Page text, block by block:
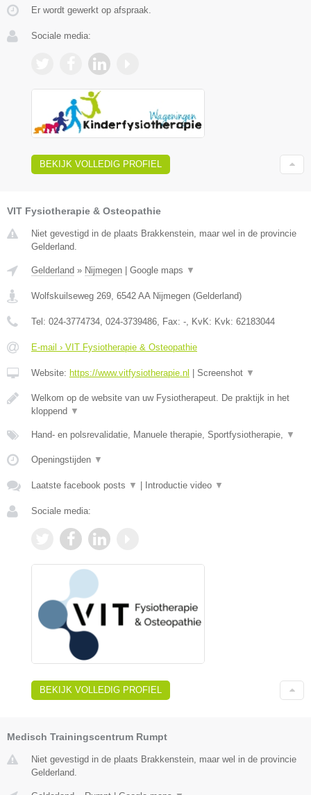
Er wordt gewerkt op afspraak.
Sociale media:
BEKIJK VOLLEDIG PROFIEL
VIT Fysiotherapie & Osteopathie
Niet gevestigd in de plaats Brakkenstein, maar wel in de provincie
Gelderland.
Gelderland » Nijmegen Google maps ▼
Wolfskuilseweg 269, 6542 AA Nijmegen (Gelderland)
Tel: 024-3774734, 024-3739486, Fax: -, KvK: Kvk: 62183044
E-mail › VIT Fysiotherapie & Osteopathie
Website: https://www.vitfysiotherapie.nl Screenshot ▼
Welkom op de website van uw Fysiotherapeut. De praktijk in het
kloppend ▼
Hand- en polsrevalidatie, Manuele therapie, Sportfysiotherapie, ▼
Openingstijden ▼
Laatste facebook posts ▼ Introductie video ▼
Sociale media:
BEKIJK VOLLEDIG PROFIEL
Medisch Trainingscentrum Rumpt
Niet gevestigd in de plaats Brakkenstein, maar wel in de provincie
Gelderland.